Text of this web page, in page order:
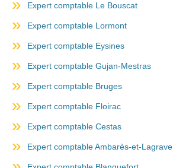
Expert comptable Le Bouscat
Expert comptable Lormont
Expert comptable Eysines
Expert comptable Gujan-Mestras
Expert comptable Bruges
Expert comptable Floirac
Expert comptable Cestas
Expert comptable Ambarès-et-Lagrave